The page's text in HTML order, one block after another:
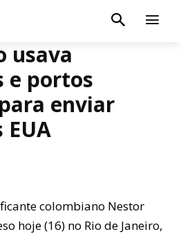
usava
e portos
enviar
EUA
colombiano Nestor
hoje (16) no Rio de Janeiro,